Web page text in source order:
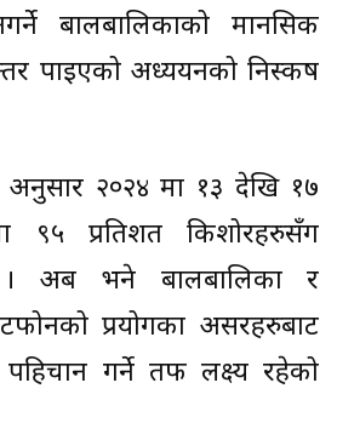
बालबालिकाको मानसिक
पाइएको अध्ययनको निस्कर्ष
अनुसार २०२४ मा १३ देखि १७
९५ प्रतिशत किशोरहरुसँग
। अब भने बालबालिका र
प्रयोगका असरहरुबाट
गर्ने तर्फ लक्ष्य रहेको